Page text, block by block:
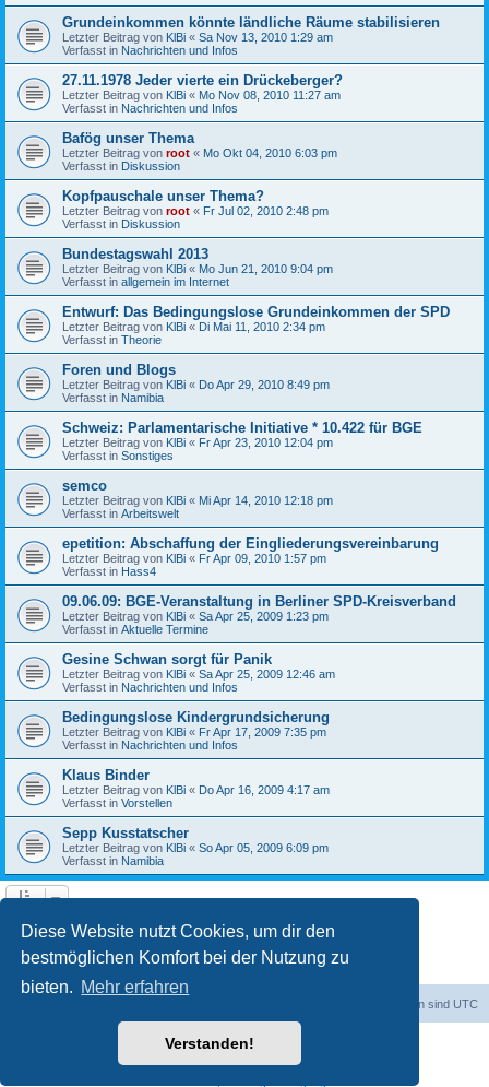
Diese Website nutzt Cookies, um dir den
bestmöglichen Komfort bei der Nutzung zu
bieten. Mehr erfahren
Verstanden!
Grundeinkommen könnte ländliche Räume stabilisieren
Letzter Beitrag von KlBi « Sa Nov 13, 2010 1:29 am
Verfasst in Nachrichten und Infos
27.11.1978 Jeder vierte ein Drückeberger?
Letzter Beitrag von KlBi « Mo Nov 08, 2010 11:27 am
Verfasst in Nachrichten und Infos
Bafög unser Thema
Letzter Beitrag von root « Mo Okt 04, 2010 6:03 pm
Verfasst in Diskussion
Kopfpauschale unser Thema?
Letzter Beitrag von root « Fr Jul 02, 2010 2:48 pm
Verfasst in Diskussion
Bundestagswahl 2013
Letzter Beitrag von KlBi « Mo Jun 21, 2010 9:04 pm
Verfasst in allgemein im Internet
Entwurf: Das Bedingungslose Grundeinkommen der SPD
Letzter Beitrag von KlBi « Di Mai 11, 2010 2:34 pm
Verfasst in Theorie
Foren und Blogs
Letzter Beitrag von KlBi « Do Apr 29, 2010 8:49 pm
Verfasst in Namibia
Schweiz: Parlamentarische Initiative * 10.422 für BGE
Letzter Beitrag von KlBi « Fr Apr 23, 2010 12:04 pm
Verfasst in Sonstiges
semco
Letzter Beitrag von KlBi « Mi Apr 14, 2010 12:18 pm
Verfasst in Arbeitswelt
epetition: Abschaffung der Eingliederungsvereinbarung
Letzter Beitrag von KlBi « Fr Apr 09, 2010 1:57 pm
Verfasst in Hass4
09.06.09: BGE-Veranstaltung in Berliner SPD-Kreisverband
Letzter Beitrag von KlBi « Sa Apr 25, 2009 1:23 pm
Verfasst in Aktuelle Termine
Gesine Schwan sorgt für Panik
Letzter Beitrag von KlBi « Sa Apr 25, 2009 12:46 am
Verfasst in Nachrichten und Infos
Bedingungslose Kindergrundsicherung
Letzter Beitrag von KlBi « Fr Apr 17, 2009 7:35 pm
Verfasst in Nachrichten und Infos
Klaus Binder
Letzter Beitrag von KlBi « Do Apr 16, 2009 4:17 am
Verfasst in Vorstellen
Sepp Kusstatscher
Letzter Beitrag von KlBi « So Apr 05, 2009 6:09 pm
Verfasst in Namibia
Die Suche ergab 103 Treffer 1 2 3
Alle Zeiten sind UTC
Powered byphpBB® Forum Software © phpBB Limited
phpBB.de